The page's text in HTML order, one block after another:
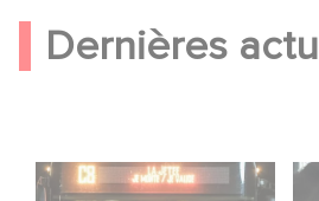
Dernières
Une date de sortie